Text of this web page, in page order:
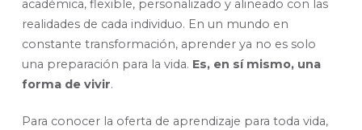
académica, flexible, personalizado y alineado con las
realidades de cada individuo. En un mundo en
constante transformación, aprender ya no es solo
una preparación para la vida. Es, en sí mismo, una
forma de vivir.
Para conocer la oferta de aprendizaje para toda vida,